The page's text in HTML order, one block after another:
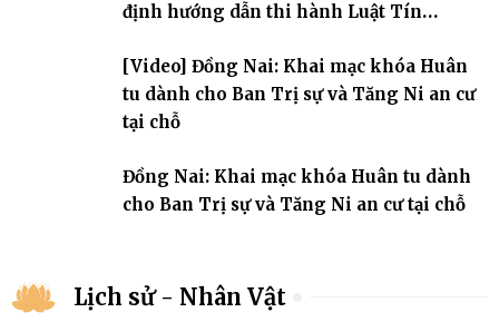
định hướng dẫn thi hành Luật Tín
[Video] Đồng Nai: Khai mạc khóa Huân
tu dành cho Ban Trị sự và Tăng Ni an cư
tại chỗ
Đồng Nai: Khai mạc khóa Huân tu dành
cho Ban Trị sự và Tăng Ni an cư tại chỗ
Lịch sử - Nhân Vật